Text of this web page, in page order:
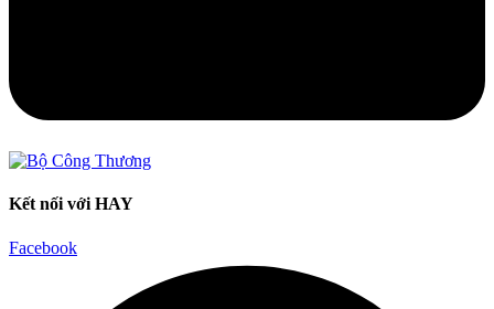
Kết nối với HAY
Facebook